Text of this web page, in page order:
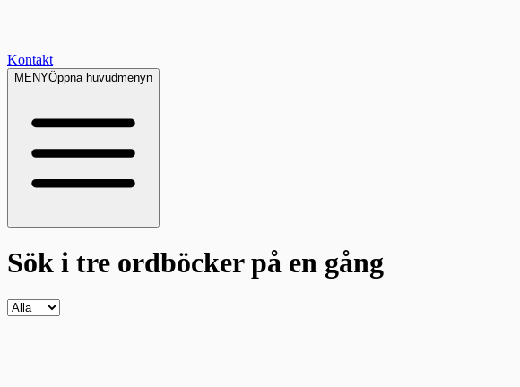
Kontakt
MENYÖppna huvudmenyn
Sök i tre ordböckerpå en gång